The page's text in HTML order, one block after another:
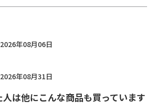
年08月06日
年08月31日
は他にこんな商品も買っています